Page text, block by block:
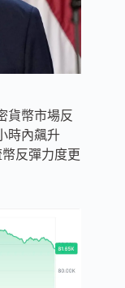
貨幣市場反
時內飆升
反彈力度更